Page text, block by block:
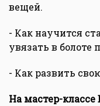
вещей.
- Как научится
увязать в болоте
- Как развить
На мастер-классе